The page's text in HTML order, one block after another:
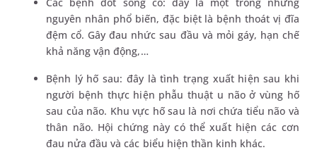
nguyên nhân phổ biến, đặc biệt là bệnh thoát vị đĩa
đệm cổ. Gây đau nhức sau đầu và mỏi gáy, hạn chế
khả năng vận động,…
Bệnh lý hố sau: đây là tình trạng xuất hiện sau khi
người bệnh thực hiện phẫu thuật u não ở vùng hố
sau của não. Khu vực hố sau là nơi chứa tiểu não và
thân não. Hội chứng này có thể xuất hiện các cơn
đau nửa đầu và các biểu hiện thần kinh khác.